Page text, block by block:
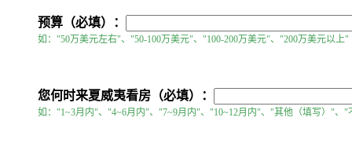
预算（必填）：
如："50万美元左右"、"50-100万美元"、"100-200万美元"、"200万美元以上"
您何时来夏威夷看房（必填）：
如："1~3月内"、"4~6月内"、"7~9月内"、"10~12月内"、"其他（填写）"、"